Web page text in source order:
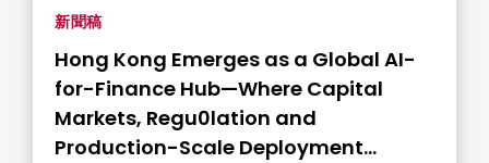
新聞稿
Hong Kong Emerges as a Global AI-
for-Finance Hub—Where Capital
Markets, Regu0lation and
Production-Scale Deployment